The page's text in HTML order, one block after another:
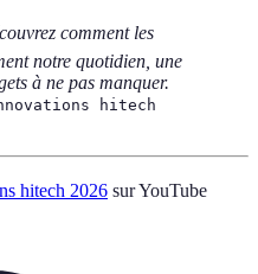
comment les
notre quotidien, une
à ne pas manquer.
hitech
hitech 2026 sur YouTube